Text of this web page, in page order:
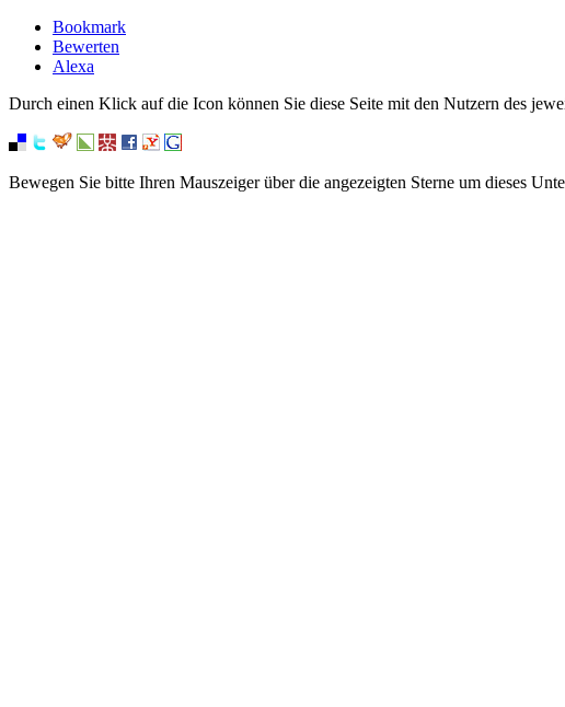
Bookmark
Bewerten
Alexa
Durch einen Klick auf die Icon können Sie diese Seite mit den Nutzern des
Bewegen Sie bitte Ihren Mauszeiger über die angezeigten Sterne um dieses